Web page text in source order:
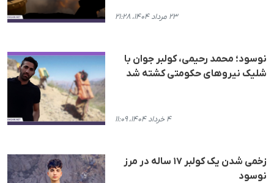
۲۳ مرداد ۱۴۰۴، ۲۱:۲۸
نوسود؛ محمد رحیمی، کولبر جوان با
شلیک نیروهای حکومتی کشته شد
۴ خرداد ۱۴۰۴، ۱۱:۰۹
زخمی شدن یک کولبر ۱۷ ساله در مرز
نوسود